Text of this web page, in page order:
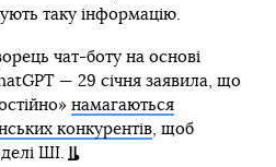
таку інформацію.
чат-боту на основі
— 29 січня заявила, що
намагаються
конкурентів, щоб
ШІ.